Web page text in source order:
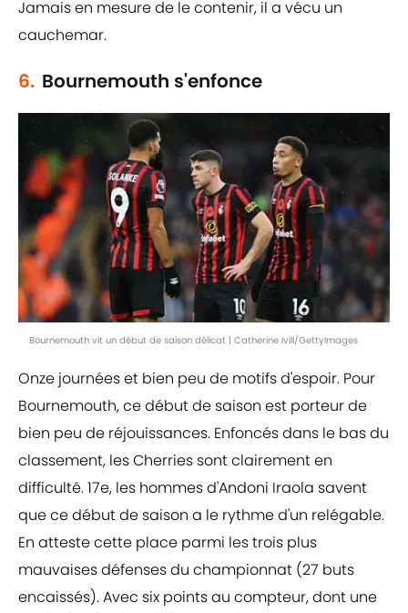
Jamais en mesure de le contenir, il a vécu un
cauchemar.
6. Bournemouth s'enfonce
Bournemouth vit un début de saison délicat | Catherine Ivill/GettyImages
Onze journées et bien peu de motifs d'espoir. Pour
Bournemouth, ce début de saison est porteur de
bien peu de réjouissances. Enfoncés dans le bas du
classement, les Cherries sont clairement en
difficulté. 17e, les hommes d'Andoni Iraola savent
que ce début de saison a le rythme d'un relégable.
En atteste cette place parmi les trois plus
mauvaises défenses du championnat (27 buts
encaissés). Avec six points au compteur, dont une